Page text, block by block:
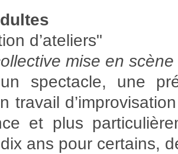
d’ateliers"
mise en
spectacle, une
travail
et plus
ans pour certains,